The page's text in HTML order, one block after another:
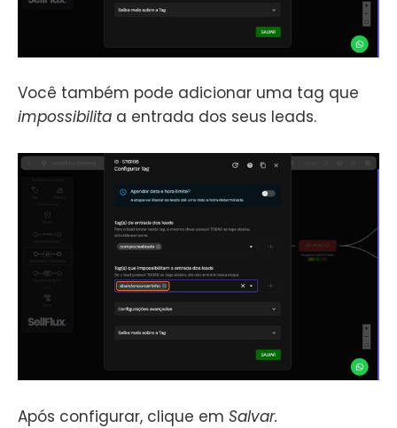
Você também pode adicionar uma tag que
impossibilita a entrada dos seus leads.
Após configurar, clique em Salvar.